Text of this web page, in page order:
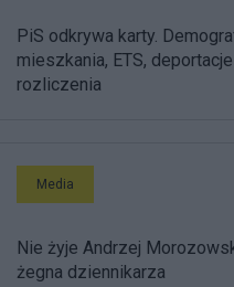
PiS odkrywa karty.
mieszkania, ETS,
rozliczenia
Media
Nie żyje Andrzej
żegna dziennikarza